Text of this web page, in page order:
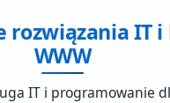
rozwiązania IT
WWW
IT i programowanie